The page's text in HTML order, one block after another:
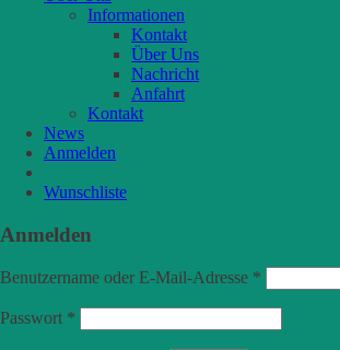
Informationen
Kontakt
Über Uns
Nachricht
Anfahrt
Kontakt
News
Anmelden
Wunschliste
Anmelden
Benutzername oder E-Mail-Adresse *
Passwort *